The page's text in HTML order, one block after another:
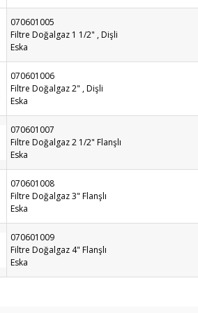
070601005
Filtre Doğalgaz 1 1/2" , Dişli
Eska
070601006
Filtre Doğalgaz 2" , Dişli
Eska
070601007
Filtre Doğalgaz 2 1/2" Flanşlı
Eska
070601008
Filtre Doğalgaz 3" Flanşlı
Eska
070601009
Filtre Doğalgaz 4" Flanşlı
Eska